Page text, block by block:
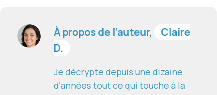
À propos de l’auteur,
Claire
D.
Je décrypte depuis une dizaine
d'années tout ce qui touche à la